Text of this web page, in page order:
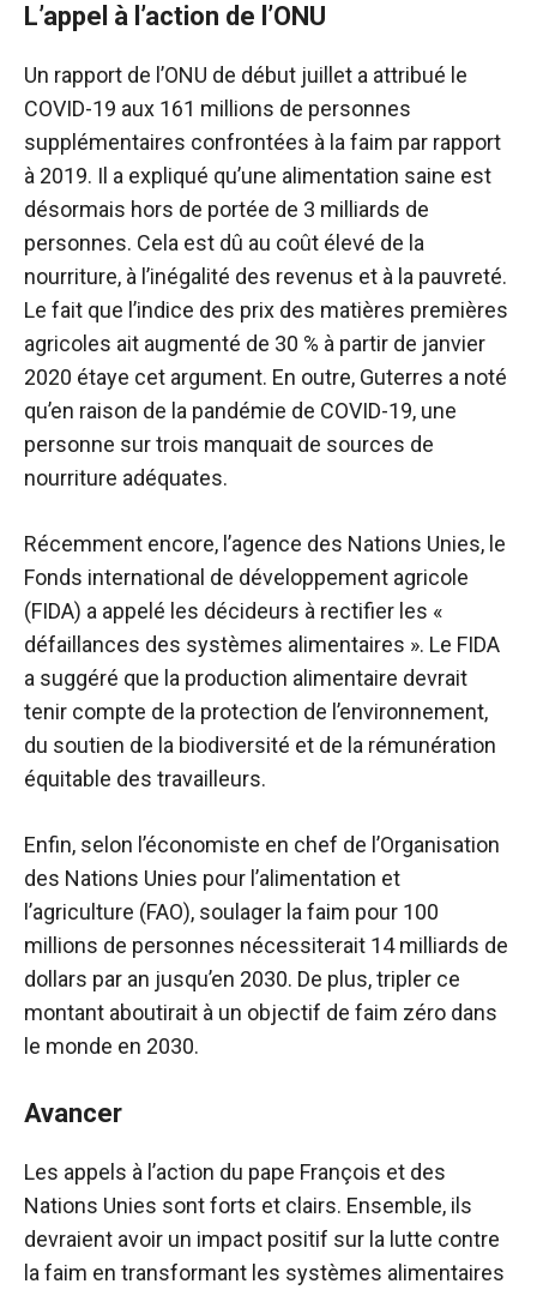
L’appel à l’action de l’ONU
Un rapport de l’ONU de début juillet a attribué le
COVID-19 aux 161 millions de personnes
supplémentaires confrontées à la faim par rapport
à 2019. Il a expliqué qu’une alimentation saine est
désormais hors de portée de 3 milliards de
personnes. Cela est dû au coût élevé de la
nourriture, à l’inégalité des revenus et à la pauvreté.
Le fait que l’indice des prix des matières premières
agricoles ait augmenté de 30 % à partir de janvier
2020 étaye cet argument. En outre, Guterres a noté
qu’en raison de la pandémie de COVID-19, une
personne sur trois manquait de sources de
nourriture adéquates.
Récemment encore, l’agence des Nations Unies, le
Fonds international de développement agricole
(FIDA) a appelé les décideurs à rectifier les «
défaillances des systèmes alimentaires ». Le FIDA
a suggéré que la production alimentaire devrait
tenir compte de la protection de l’environnement,
du soutien de la biodiversité et de la rémunération
équitable des travailleurs.
Enfin, selon l’économiste en chef de l’Organisation
des Nations Unies pour l’alimentation et
l’agriculture (FAO), soulager la faim pour 100
millions de personnes nécessiterait 14 milliards de
dollars par an jusqu’en 2030. De plus, tripler ce
montant aboutirait à un objectif de faim zéro dans
le monde en 2030.
Avancer
Les appels à l’action du pape François et des
Nations Unies sont forts et clairs. Ensemble, ils
devraient avoir un impact positif sur la lutte contre
la faim en transformant les systèmes alimentaires